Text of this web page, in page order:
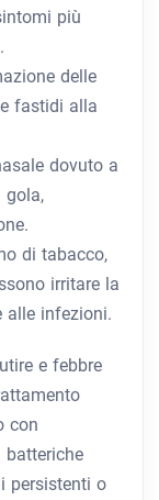
più
delle
fastidi alla
dovuto a
gola,
di tabacco,
irritare la
alle infezioni.
e febbre
con
batteriche
persistenti o